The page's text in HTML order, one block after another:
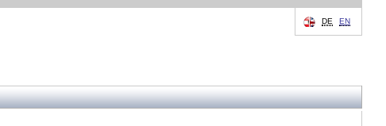
DE EN